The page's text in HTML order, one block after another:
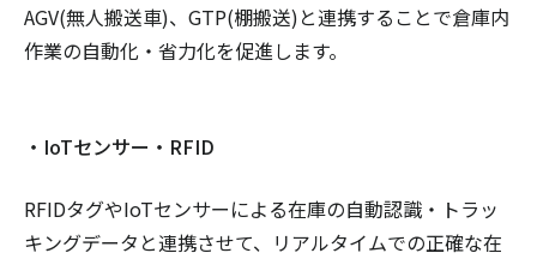
AGV(無人搬送車)、GTP(棚搬送)と連携することで倉庫内
作業の自動化・省力化を促進します。
・IoTセンサー・RFID
RFIDタグやIoTセンサーによる在庫の自動認識・トラッ
キングデータと連携させて、リアルタイムでの正確な在